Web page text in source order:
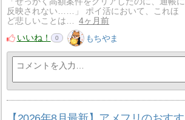
反映されない……」 ポイ活において、これほ
ど悲しいことは…
4ヶ月前
いいね！
0 もちやま